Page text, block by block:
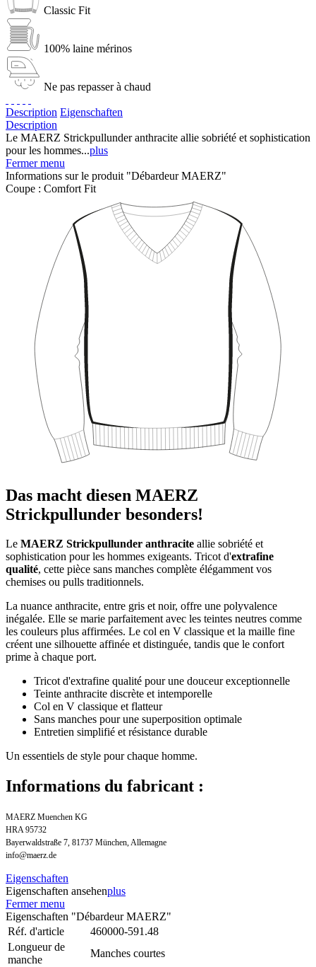
Classic Fit
100% laine mérinos
Ne pas repasser à chaud
Description Eigenschaften
Description
Le MAERZ Strickpullunder anthracite allie sobriété et sophistication
pour les hommes...plus
Fermer menu
Informations sur le produit "Débardeur MAERZ"
Coupe : Comfort Fit
Das macht diesen MAERZ
Strickpullunder besonders!
Le MAERZ Strickpullunder anthracite allie sobriété et
sophistication pour les hommes exigeants. Tricot d'extrafine
qualité, cette pièce sans manches complète élégamment vos
chemises ou pulls traditionnels.
La nuance anthracite, entre gris et noir, offre une polyvalence
inégalée. Elle se marie parfaitement avec les teintes neutres comme
les couleurs plus affirmées. Le col en V classique et la maille fine
créent une silhouette affinée et distinguée, tandis que le confort
prime à chaque port.
Tricot d'extrafine qualité pour une douceur exceptionnelle
Teinte anthracite discrète et intemporelle
Col en V classique et flatteur
Sans manches pour une superposition optimale
Entretien simplifié et résistance durable
Un essentiels de style pour chaque homme.
Informations du fabricant :
MAERZ Muenchen KG
HRA 95732
Bayerwaldstraße 7, 81737 München, Allemagne
info@maerz.de
Eigenschaften
Eigenschaften ansehenplus
Fermer menu
Eigenschaften "Débardeur MAERZ"
Réf. d'article
460000-591.48
Longueur de
manche
Manches courtes